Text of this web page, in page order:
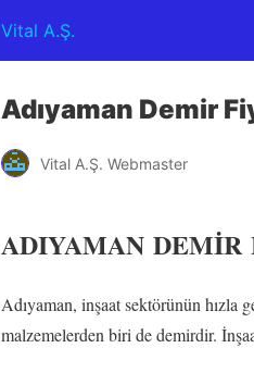
Vital A.Ş.
Adıyaman Demir
Vital A.Ş. Webmaster
ADIYAMAN DEMİR
Adıyaman, inşaat sektörünün
malzemelerden biri de demirdir.